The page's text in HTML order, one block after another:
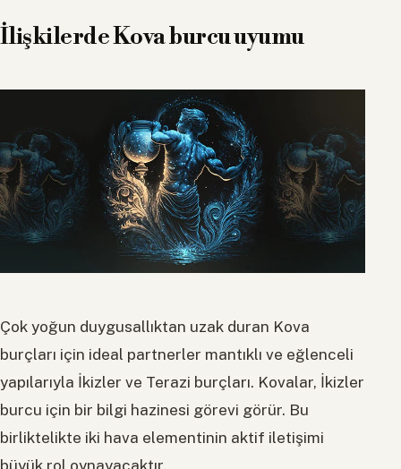
İlişkilerde Kova burcu uyumu
Çok yoğun duygusallıktan uzak duran Kova
burçları için ideal partnerler mantıklı ve eğlenceli
yapılarıyla İkizler ve Terazi burçları. Kovalar, İkizler
burcu için bir bilgi hazinesi görevi görür. Bu
birliktelikte iki hava elementinin aktif iletişimi
büyük rol oynayacaktır.